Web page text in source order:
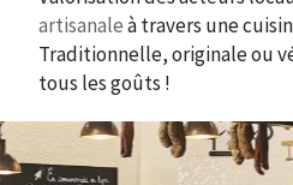
artisanaleà travers une
Traditionnelle, originale ou
tous les goûts !